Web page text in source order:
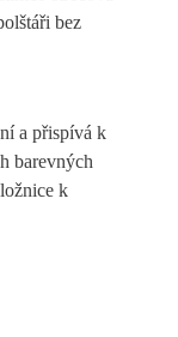
bez
a přispívá k
barevných
k